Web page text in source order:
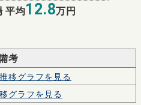
平均12.8万円
考
推移グラフを見る
グラフを見る